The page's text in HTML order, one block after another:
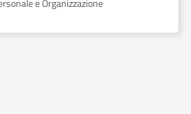
e Organizzazione